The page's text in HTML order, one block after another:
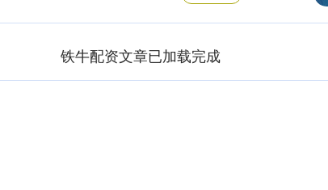
铁牛配资文章已加载完成